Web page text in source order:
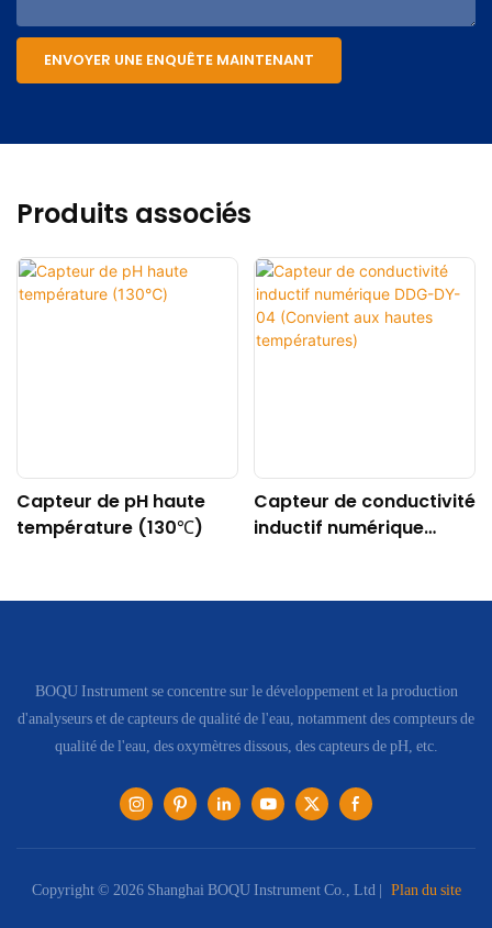
ENVOYER UNE ENQUÊTE MAINTENANT
Produits associés
Capteur de pH haute
température (130℃)
Capteur de conductivité
inductif numérique
températures)
BOQU Instrument se concentre sur le développement et la production
d'analyseurs et de capteurs de qualité de l'eau, notamment des compteurs de
qualité de l'eau, des oxymètres dissous, des capteurs de pH, etc.
Copyright © 2026 Shanghai BOQU Instrument Co., Ltd | Plan du site